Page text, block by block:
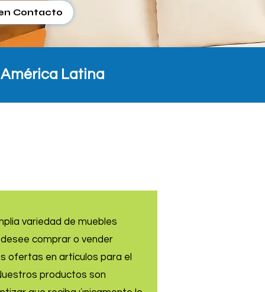
Contacto
Latina
variedad de muebles
comprar o vender
ofertas en artículos para el
productos son